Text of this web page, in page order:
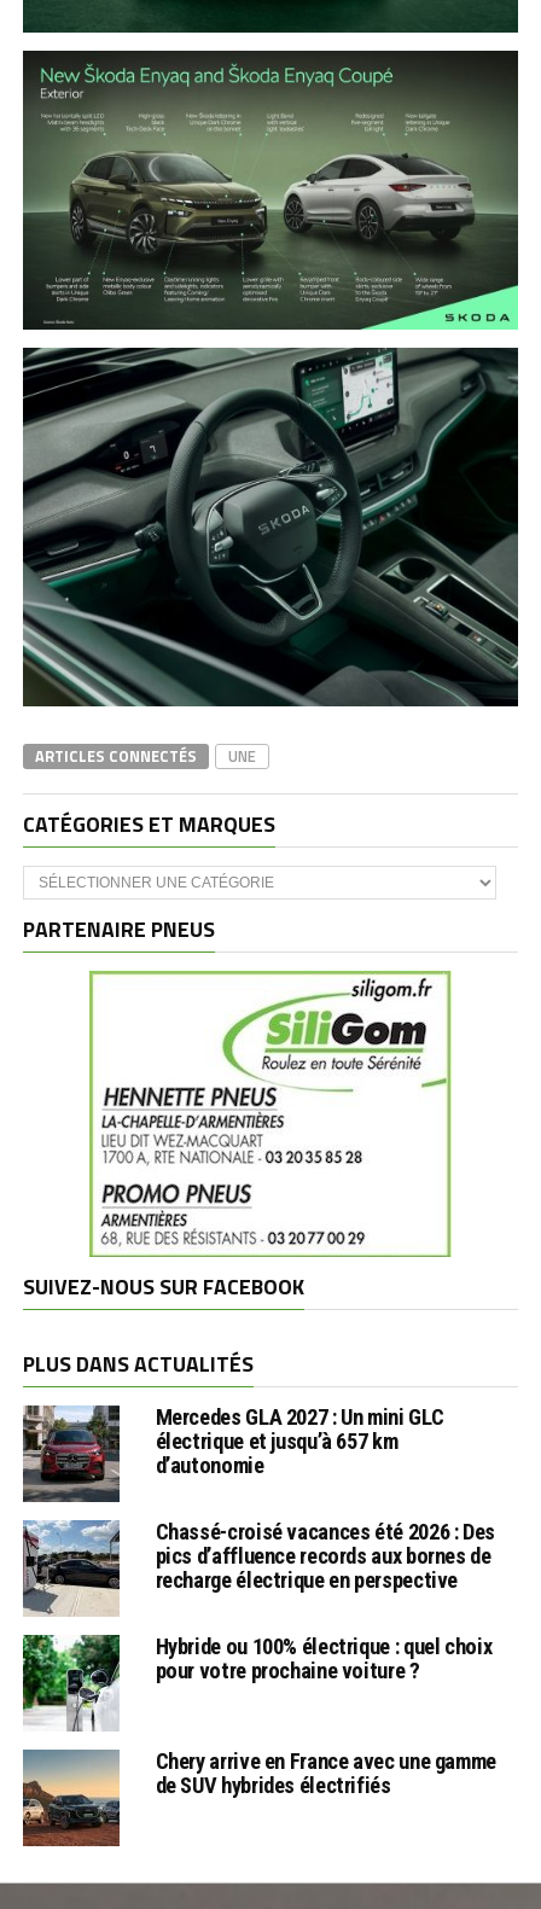
ARTICLES CONNECTÉS UNE
CATÉGORIES ET MARQUES
Catégories
et
PARTENAIRE PNEUS
SUIVEZ-NOUS SUR FACEBOOK
PLUS DANS ACTUALITÉS
Mercedes GLA 2027 : Un mini GLC
électrique et jusqu’à 657 km
d’autonomie
Chassé-croisé vacances été 2026 : Des
pics d’affluence records aux bornes de
recharge électrique en perspective
Hybride ou 100% électrique : quel choix
pour votre prochaine voiture ?
Chery arrive en France avec une gamme
de SUV hybrides électrifiés